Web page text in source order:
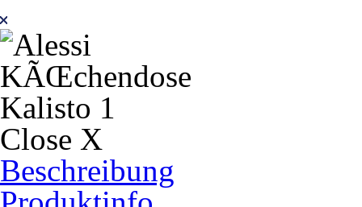
Close X
Beschreibung